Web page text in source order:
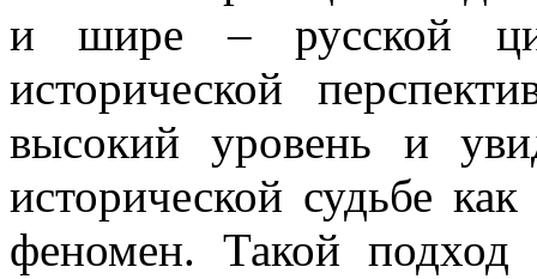
и шире – русской
исторической
высокий уровень и
исторической судьбе
феномен. Такой подход